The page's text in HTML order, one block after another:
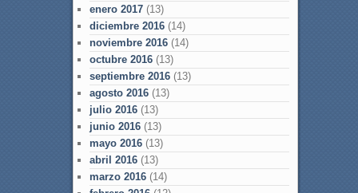
enero 2017(13)
diciembre 2016(14)
noviembre 2016(14)
octubre 2016(13)
septiembre 2016(13)
agosto 2016(13)
julio 2016(13)
junio 2016(13)
mayo 2016(13)
abril 2016(13)
marzo 2016(14)